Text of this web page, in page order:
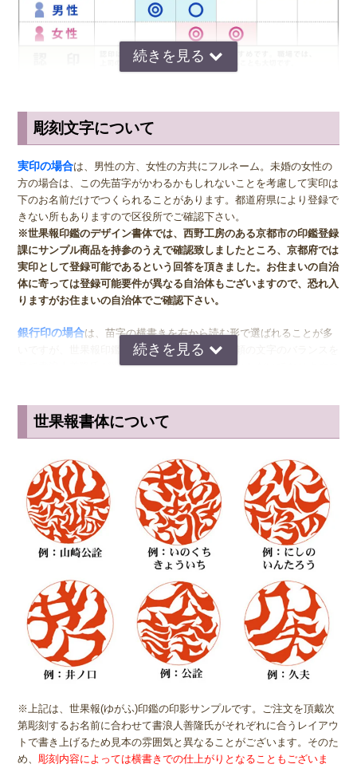
◆ 彩樺(さいか)の欠点
他の印鑑素材と比べても良いことの方が多いように感じる彩樺です
に実印用に選んでも申し分ないほどの印材であるにもかかわらず、知
名度が低いことでなかなか選ばれる機会が少ないようです。
人によっては希少性が低いことが欠点だと感じる人もいるようです。
象牙や水牛などのような天然素材は希少性が高いことが一種のステー
タスであり、実印のような重要な印鑑であればあるほどステータスの
高い印材を使いたいと思う人が多いのかもしれません。
◆ 彩樺(さいか)の保管・お手入れ方法
一般的に木製印鑑は乾燥や油分に弱いという特徴を持っています。
印鑑の使用後に朱肉がついたまま放置してしまうと、朱肉に含まれる
油分が染み込み印面が脆くなって欠けてしまうこともあります。実印
用後は朱肉をきれいに拭き取ってから専用の印鑑ケースに保管するよ
うにしましょう。彩樺は木材系の印材になりますので、ウェットティ
サイズ選びのアドバイス
実印の男性用は、堂々とした大きいサイズの直径16.5ミリまたは18.0
ミリがおすすめです。女性用の実印でフルネームの場合は、15.0ミ
リ。女性用の実印で名のみの場合は、13.5ミリがおすすめです。女性
の方でご結婚されている場合は、ご主人様より小さいものをお選びに
なるのが一般的ですが、同じ大きさの実印でも問題ございません。女
性の方でも、企業家の方などビジネス上でもご使用になる場合は、男
女関係なく大きいものをおすすめします。代表者としての実印をお作
り下さい。印材によっては、21.0ミリもご用意しています。ご入用の
際は、各商品ページにてご確認ください。
銀行印の男性用は、16.5ミリがおすすめです。女性用は、13.5ミリ
小さ目の10.5ミリが無難かもしれません。女性用は、10.5ミリがおす
すめです。
※実印・銀行印・認印の表記は、当店で分類上分けさせて頂いており
ますが、銀行印をご注文された場合でも、実印や認印として、また
は、実印をご注文された場合でも、銀行印・認印としてご使用頂いて
も問題ありません。ご使用用途は、お客様のご判断でご使用頂けま
す。
彫刻文字について
実印の場合は、男性の方、女性の方共にフルネーム。未婚の女性の
方の場合は、この先苗字がかわるかもしれないことを考慮して実印は
下のお名前だけでつくられることがあります。都道府県により登録で
きない所もありますので区役所でご確認下さい。
※世果報印鑑のデザイン書体では、西野工房のある京都市の印鑑登録
課にサンプル商品を持参のうえで確認致しましたところ、京都府では
実印として登録可能であるという回答を頂きました。お住まいの自治
体に寄っては登録可能要件が異なる自治体もございますので、恐れ入
りますがお住まいの自治体でご確認下さい。
銀行印の場合は、苗字の横書きを右から読む形で選ばれることが多
いですが、世果報印鑑のデザイン書体は、ご依頼の文字のバランスを
見て書浪人善隆氏が縦書き横書きを決めさせていただいておりますの
つくるとよいでしょう。また、今後苗字が変わる事を考慮して、下の
認印の場合 は、 男性の方も女性の方も認印は苗字。相手に何と文字
が書いてあるのか読めるほうがいいかと思いますので当店では風格を
出すならテンショ体、味わい深いものなら読みやすい印相体をオスス
メしております。
姓または名で、漢字1文字のお客様
『書体』をお選び頂く際、漢字一文字のお客様の場合は "たて" "ヨ
コ" どちらを選択すればよいのかお問い合わせを頂きます。 "たて"
"ヨコ" どちらを選んで頂いても、選択によりデザインが変わること
はございませんので "たて" "ヨコ" どちらかをご選択願います。
世果報書体について
※上記は、世果報(ゆがふ)印鑑の印影サンプルです。ご注文を頂戴次
第彫刻するお名前に合わせて書浪人善隆氏がそれぞれに合うレイアウ
トで書き上げるため見本の雰囲気と異なることがございます。そのた
め、彫刻内容によっては横書きでの仕上がりとなることもございま